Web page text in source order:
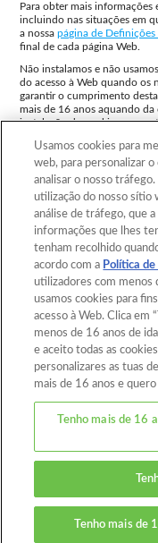
Para obter mais informações
incluindo nas situações em
a nossapágina de Definições
final de cada página Web.
Não instalamos e não
do acesso à Web quando os
garantir o cumprimento
mais de 16 anos aquando
instalação de cookies para
Home
Modelos
Video
Usamos cookies para
web, para personalizar
analisar o nosso
utilização do nosso sítio
análise de tráfego, que
informações que lhes
tenham recolhido
acordo com a Política
utilizadores com menos
usamos cookies para
acesso à Web. Clica em
menos de 16 anos de
e aceito todas as
personalizares as tuas
mais de 16 anos e
Tenho mais de 16
Tenho mais de